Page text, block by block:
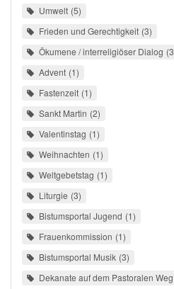
Umwelt 5
Frieden und Gerechtigkeit 3
Ökumene / interreligiöser Dialog 3
Advent 1
Fastenzeit 1
Sankt Martin 2
Valentinstag 1
Weihnachten 1
Weltgebetstag 1
Liturgie 3
Bistumsportal Jugend 1
Frauenkommission 1
Bistumsportal Musik 3
Dekanate auf dem Pastoralen Weg